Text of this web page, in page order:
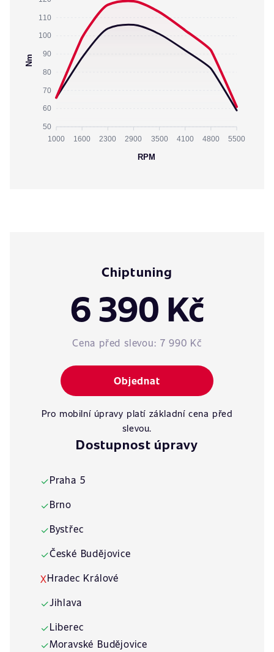
110
100
90
80
70
60
50
Nm
1000 1600 2300 2900 3500 4100 4800 5500
RPM
Chiptuning
6 390 Kč
Cena před slevou: 7 990 Kč
Objednat
Pro mobilní úpravy platí základní cena před
slevou.
Dostupnost úpravy
✓Praha 5
✓Brno
✓Bystřec
✓České Budějovice
XHradec Králové
✓Jihlava
✓Liberec
✓Moravské Budějovice